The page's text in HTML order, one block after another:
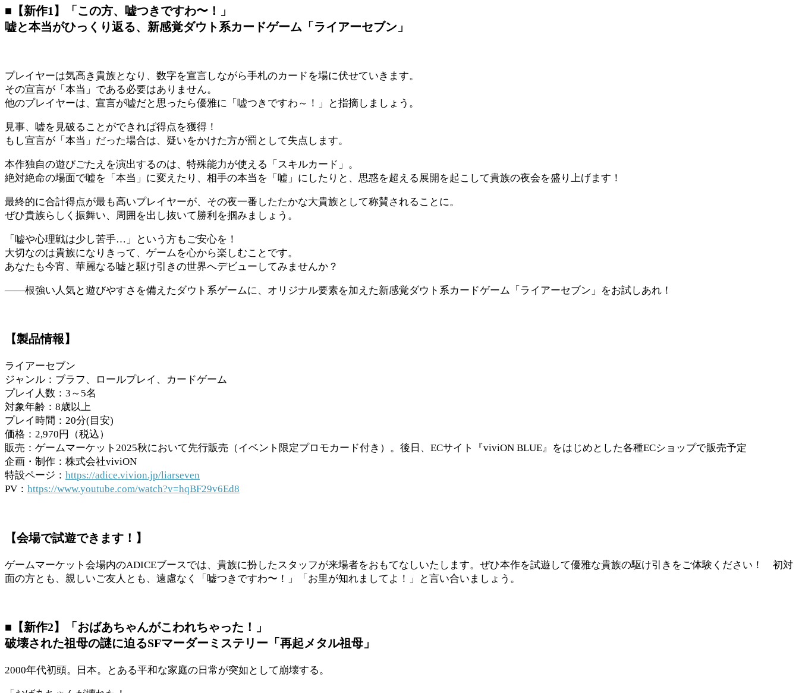
■【新作1】「この方、嘘つきですわ〜！」
嘘と本当がひっくり返る、新感覚ダウト系カードゲーム「ライアーセブン」
プレイヤーは気高き貴族となり、数字を宣言しながら手札のカードを場に伏せていきます。
その宣言が「本当」である必要はありません。
他のプレイヤーは、宣言が嘘だと思ったら優雅に「嘘つきですわ～！」と指摘しましょう。
見事、嘘を見破ることができれば得点を獲得！
もし宣言が「本当」だった場合は、疑いをかけた方が罰として失点します。
本作独自の遊びごたえを演出するのは、特殊能力が使える「スキルカード」。
絶対絶命の場面で嘘を「本当」に変えたり、相手の本当を「嘘」にしたりと、思惑を超える展開を起こして貴族の夜会を盛り上げます！
最終的に合計得点が最も高いプレイヤーが、その夜一番したたかな大貴族として称賛されることに。
ぜひ貴族らしく振舞い、周囲を出し抜いて勝利を掴みましょう。
「嘘や心理戦は少し苦手…」という方もご安心を！
大切なのは貴族になりきって、ゲームを心から楽しむことです。
あなたも今宵、華麗なる嘘と駆け引きの世界へデビューしてみませんか？
――根強い人気と遊びやすさを備えたダウト系ゲームに、オリジナル要素を加えた新感覚ダウト系カードゲーム「ライアーセブン」をお試しあれ！
【製品情報】
ライアーセブン
ジャンル：ブラフ、ロールプレイ、カードゲーム
プレイ人数：3～5名
対象年齢：8歳以上
プレイ時間：20分(目安)
価格：2,970円（税込）
販売：ゲームマーケット2025秋において先行販売（イベント限定プロモカード付き）。後日、ECサイト『viviON BLUE』をはじめとした各種ECショップで販売予定
企画・制作：株式会社viviON
特設ページ： https://adice.vivion.jp/liarseven
PV： https://www.youtube.com/watch?v=hqBF29v6Ed8
【会場で試遊できます！】
ゲームマーケット会場内のADICEブースでは、貴族に扮したスタッフが来場者をおもてなしいたします。ぜひ本作を試遊して優雅な貴族の駆け引きをご体験ください！ 初対
面の方とも、親しいご友人とも、遠慮なく「嘘つきですわ〜！」「お里が知れましてよ！」と言い合いましょう。
■【新作2】「おばあちゃんがこわれちゃった！」
破壊された祖母の謎に迫るSFマーダーミステリー「再起メタル祖母」
2000年代初頭。日本。とある平和な家庭の日常が突如として崩壊する。